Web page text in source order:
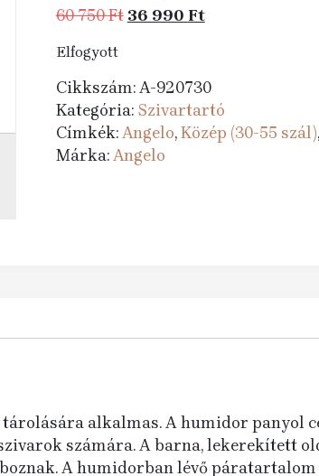
60 750Ft Original
60
750 Ft.
36 990 FtCurrent
36
990 Ft.
Elfogyott
Cikkszám:A-920730
Kategória: Szivartartó
Címkék:Angelo,Közép (30-55 szál),
Márka:Angelo
alkalmas. A humidor panyol
számára. A barna, lekerekített
A humidorban lévő